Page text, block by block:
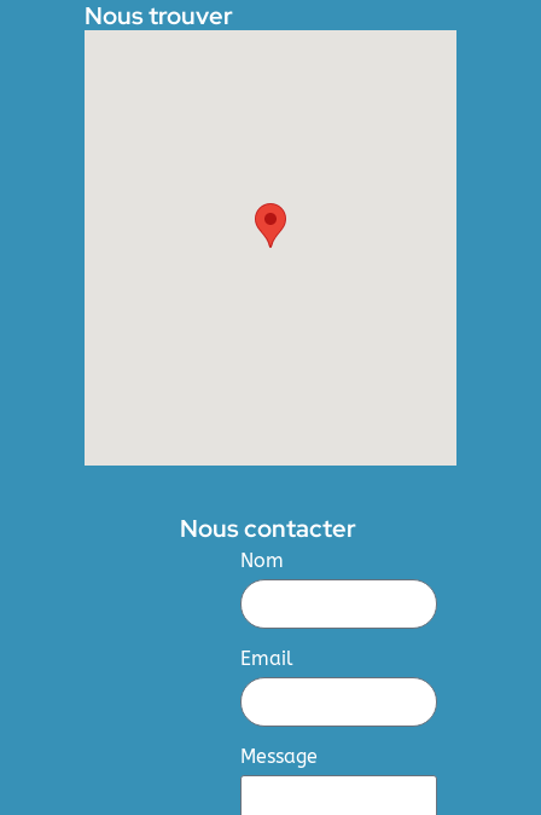
Nous trouver
Nous contacter
Nom
Email
Message